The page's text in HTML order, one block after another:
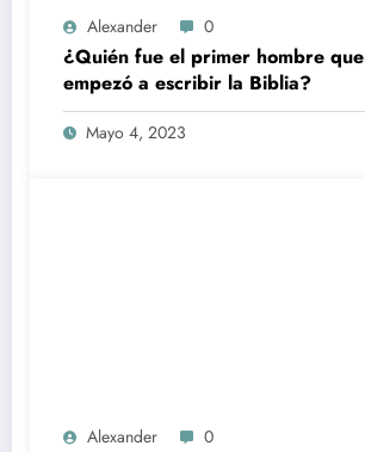
Alexander 0
¿Quién fue el primer hombre que
empezó a escribir la Biblia?
Mayo 4, 2023
Alexander 0